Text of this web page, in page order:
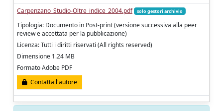
Carpenzano_Studio-Oltre_indice_2004.pdf solo gestori archivio
Tipologia: Documento in Post-print (versione successiva alla peer
review e accettata per la pubblicazione)
Licenza: Tutti i diritti riservati (All rights reserved)
Dimensione 1.24 MB
Formato Adobe PDF
Contatta l'autore